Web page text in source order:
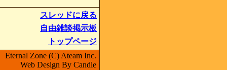
スレッドに戻る
自由雑談掲示板
トップページ
Eternal Zone (C) Ateam Inc.
Web Design By Candle